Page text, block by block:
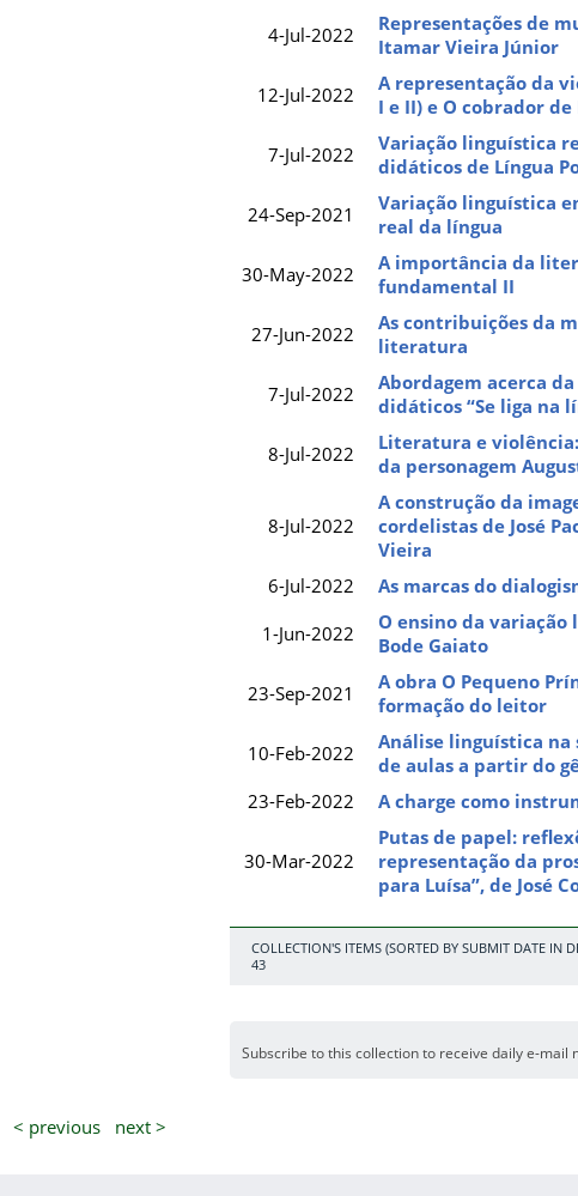
4-Jul-2022
Representações de
Itamar Vieira Júnior
12-Jul-2022
A representação da
I e II) e O cobrador de
7-Jul-2022
Variação linguística
didáticos de Língua
24-Sep-2021
Variação linguística
real da língua
30-May-2022
A importância da
fundamental II
27-Jun-2022
As contribuições da
literatura
7-Jul-2022
Abordagem acerca
didáticos “Se liga na
8-Jul-2022
Literatura e
da personagem
8-Jul-2022
A construção da
cordelistas de José
Vieira
6-Jul-2022 As marcas do
1-Jun-2022
O ensino da
Bode Gaiato
23-Sep-2021
A obra O Pequeno
formação do leitor
10-Feb-2022
Análise linguística na
de aulas a partir do
23-Feb-2022
A charge como
30-Mar-2022
Putas de papel:
representação da
para Luísa”, de José
COLLECTION'S ITEMS (SORTED BY SUBMIT DATE IN
43
Subscribe to this collection to receive daily e-mail
< previous next >